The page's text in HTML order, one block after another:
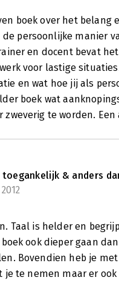
boek over het
de persoonlijke manier
en docent bevat
voor lastige
en wat hoe jij als
boek wat
te worden. Een
toegankelijk & anders
Taal is helder en
ook dieper gaan
Bovendien heb je
te nemen maar er